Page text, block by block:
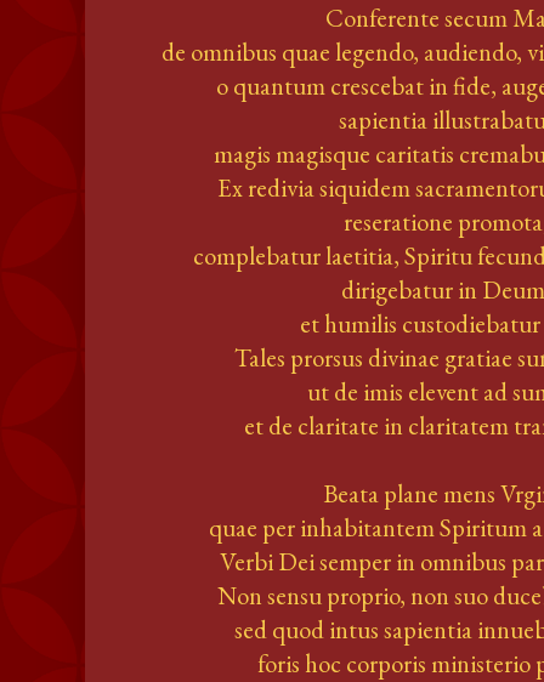
Conferente secum
de omnibus quae legendo, audiendo,
o quantum crescebat in fide,
sapientia
magis magisque caritatis
Ex redivia siquidem
reseratione
complebatur laetitia, Spiritu
dirigebatur in
et humilis
Tales prorsus divinae gratiae
ut de imis elevent ad
et de claritate in claritatem
Beata plane mens
quae per inhabitantem Spiritum
Verbi Dei semper in omnibus
Non sensu proprio, non suo
sed quod intus sapientia
foris hoc corporis ministerio